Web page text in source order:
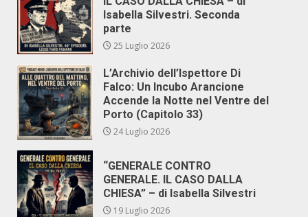
Isabella Silvestri. Seconda
parte
25 Luglio 2026
L’Archivio dell’Ispettore Di
Falco: Un Incubo Arancione
Accende la Notte nel Ventre del
Porto (Capitolo 33)
24 Luglio 2026
“GENERALE CONTRO
GENERALE. IL CASO DALLA
CHIESA” – di Isabella Silvestri
19 Luglio 2026